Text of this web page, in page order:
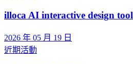
illoca AI interactive design tool
2026 年 05 月 19 日
近期活動